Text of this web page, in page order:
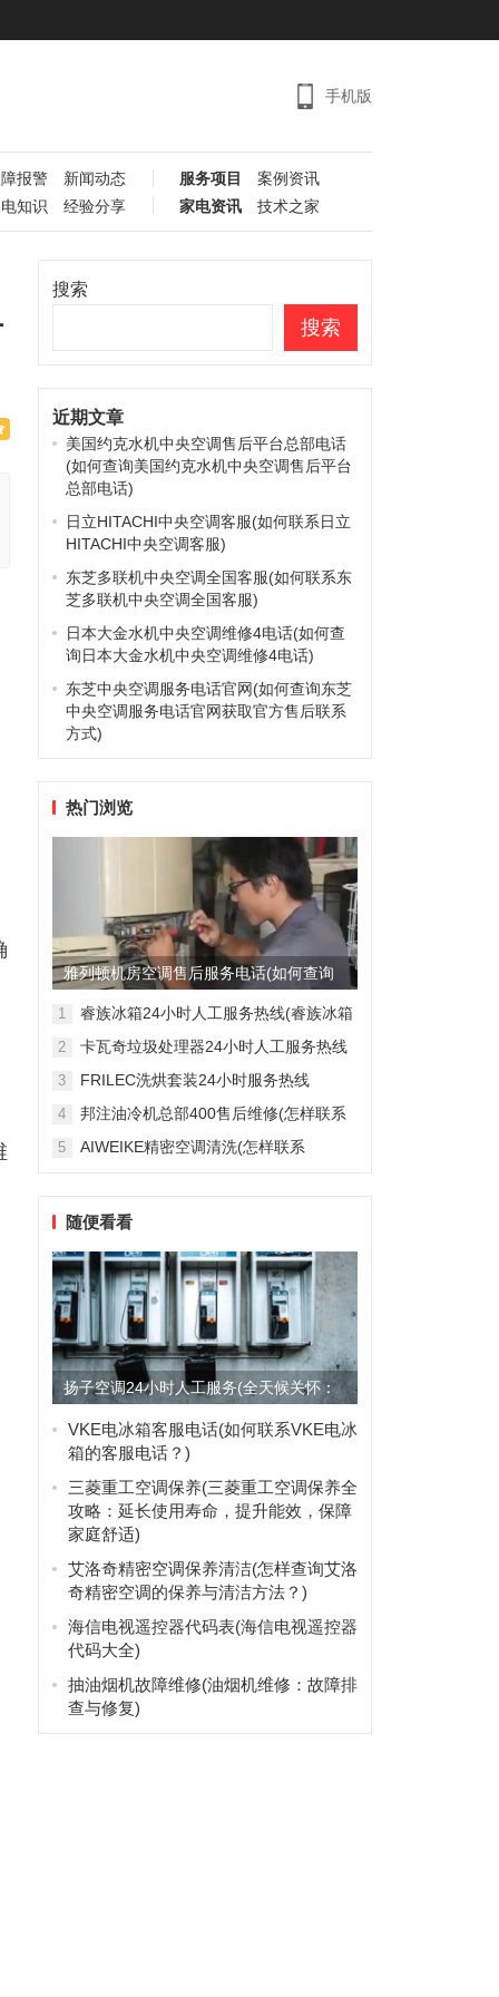
手机版
报警 新闻动态 服务项目
案例资讯
知识
经验分享 家电资讯 技术之家
搜索
搜索
近期文章
美国约克水机中央空调售后平台总部电话
(如何查询美国约克水机中央空调售后平台
总部电话)
日立HITACHI中央空调客服(如何联系日立
HITACHI中央空调客服)
东芝多联机中央空调全国客服(如何联系东
芝多联机中央空调全国客服)
日本大金水机中央空调维修4电话(如何查
询日本大金水机中央空调维修4电话)
东芝中央空调服务电话官网(如何查询东芝
中央空调服务电话官网获取官方售后联系
方式)
热门浏览
雅列顿机房空调售后服务电话(如何查询
雅列顿机房空调售后服务电...
1
睿族冰箱24小时人工服务热线(睿族冰箱
2
卡瓦奇垃圾处理器24小时人工服务热线
是多少？)
3
FRILEC洗烘套装24小时服务热线
少？)
4
邦注油冷机总部400售后维修(怎样联系
5
AIWEIKE精密空调清洗(怎样联系
随便看看
扬子空调24小时人工服务(全天候关怀：
扬子空调24小时人工服...
VKE电冰箱客服电话(如何联系VKE电冰
箱的客服电话？)
三菱重工空调保养(三菱重工空调保养全
攻略：延长使用寿命，提升能效，保障
家庭舒适)
艾洛奇精密空调保养清洁(怎样查询艾洛
奇精密空调的保养与清洁方法？)
海信电视遥控器代码表(海信电视遥控器
代码大全)
抽油烟机故障维修(油烟机维修：故障排
查与修复)